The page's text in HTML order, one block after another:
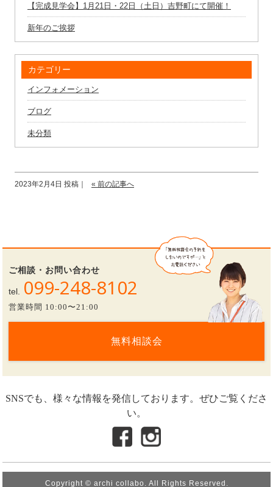
【完成見学会】1月21日・22日（土日）吉野町にて開催！
新年のご挨拶
カテゴリー
インフォメーション
ブログ
未分類
2023年2月4日 投稿｜ « 前の記事へ
ご相談・お問い合わせ
tel. 099-248-8102
営業時間 10:00〜21:00
無料相談会
SNSでも、様々な情報を発信しております。ぜひご覧くださ
い。
Copyright © archi collabo. All Rights Reserved.